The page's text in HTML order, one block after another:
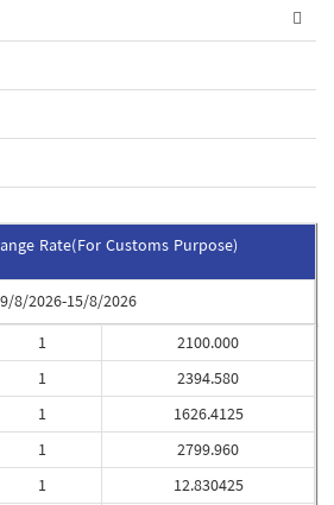
Rate(For Customs Purpose)
9/8/2026-15/8/2026
1
1
1
1
1
2100.000
2394.580
1626.4125
2799.960
12.830425